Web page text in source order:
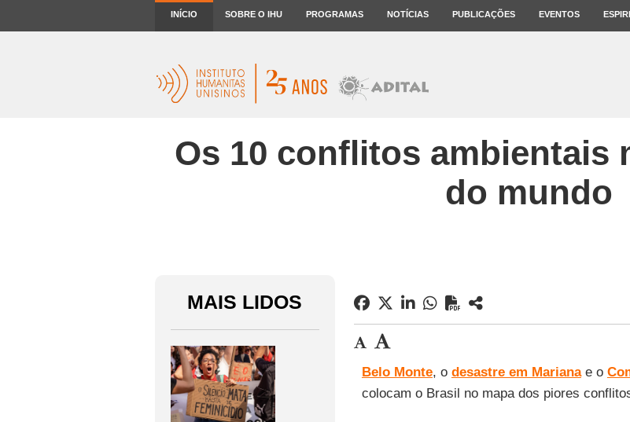
INÍCIO SOBRE O IHU PROGRAMAS NOTÍCIAS PUBLICAÇÕES EVENTOS
Os 10 conflitos ambientais
do mundo
MAIS LIDOS
Belo Monte, o desastre em Marianae o
colocam o Brasil no mapa dos piores